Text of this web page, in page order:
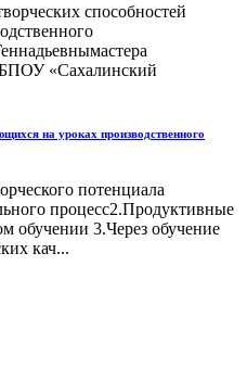
способностей
«Сахалинский
на уроках производственного
потенциала
процесс2.Продуктивные
обучении 3.Через обучение
кач...